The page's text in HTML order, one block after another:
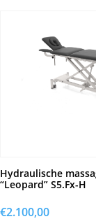
Hydraulische
“Leopard” S5.Fx-H
€2.100,00